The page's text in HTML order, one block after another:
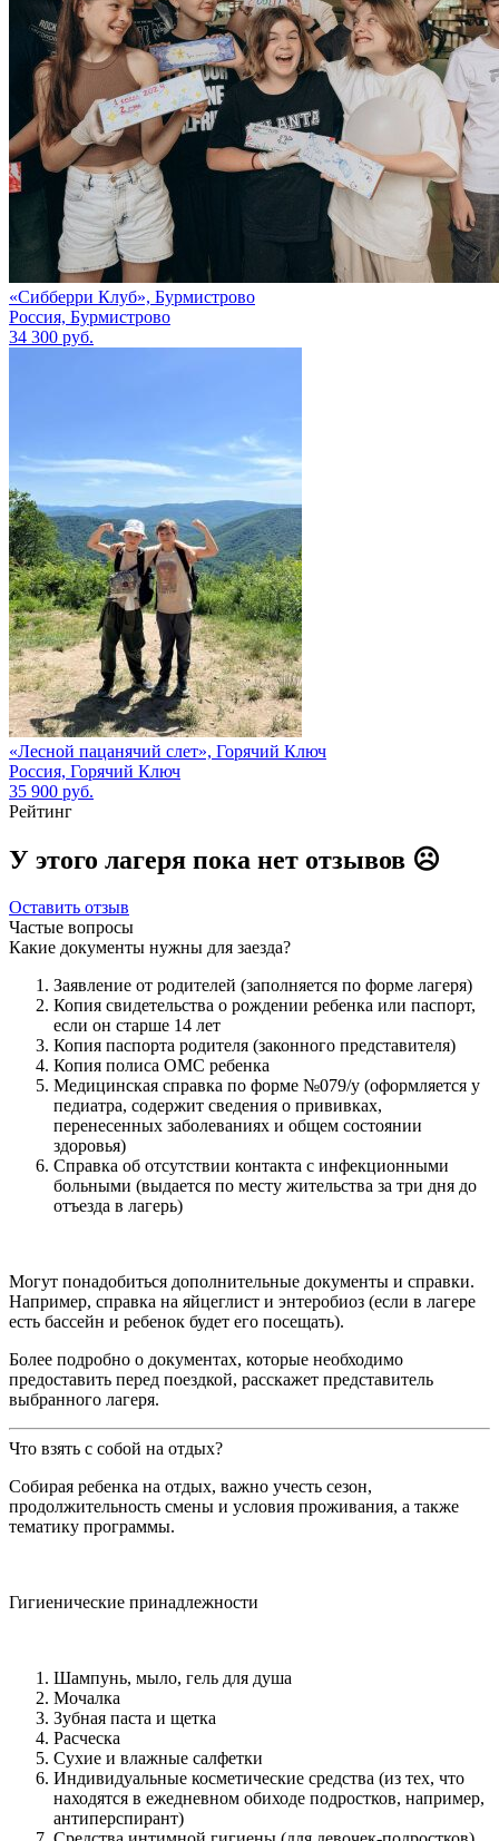
«Сибберри Клуб», Бурмистрово
Россия, Бурмистрово
34 300 руб.
«Лесной пацанячий слет», Горячий Ключ
Россия, Горячий Ключ
35 900 руб.
Рейтинг
У этого лагеря пока нет отзывов ☹️
Оставить отзыв
Частые вопросы
Какие документы нужны для заезда?
Заявление от родителей (заполняется по форме лагеря)
Копия свидетельства о рождении ребенка или паспорт,
если он старше 14 лет
Копия паспорта родителя (законного представителя)
Копия полиса ОМС ребенка
Медицинская справка по форме №079/у (оформляется у
педиатра, содержит сведения о прививках,
перенесенных заболеваниях и общем состоянии
здоровья)
Справка об отсутствии контакта с инфекционными
больными (выдается по месту жительства за три дня до
отъезда в лагерь)
Могут понадобиться дополнительные документы и справки.
Например, справка на яйцеглист и энтеробиоз (если в лагере
есть бассейн и ребенок будет его посещать).
Более подробно о документах, которые необходимо
предоставить перед поездкой, расскажет представитель
выбранного лагеря.
Что взять с собой на отдых?
Собирая ребенка на отдых, важно учесть сезон,
продолжительность смены и условия проживания, а также
тематику программы.
Гигиенические принадлежности
Шампунь, мыло, гель для душа
Мочалка
Зубная паста и щетка
Расческа
Сухие и влажные салфетки
Индивидуальные косметические средства (из тех, что
находятся в ежедневном обиходе подростков, например,
антиперспирант)